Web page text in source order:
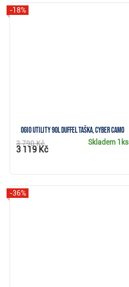
Ogio Utility 90L Duffel taška, cyber camo
-18%
Skladem 1ks
3 790 Kč
3 119 Kč
-36%